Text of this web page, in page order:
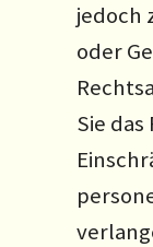
jedoch
oder
Sie